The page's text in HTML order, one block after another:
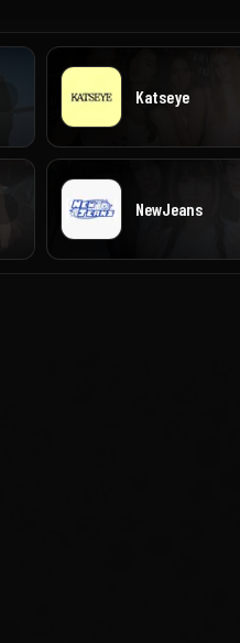
Katseye
NewJeans